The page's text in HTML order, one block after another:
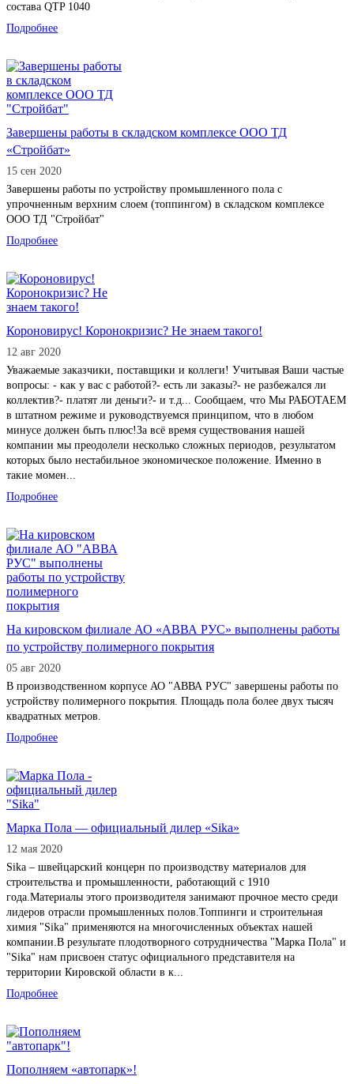
состава QTP 1040
Подробнее
Завершены работы в складском комплексе ООО ТД
«Стройбат»
15 сен 2020
Завершены работы по устройству промышленного пола с
упрочненным верхним слоем (топпингом) в складском комплексе
ООО ТД "Стройбат"
Подробнее
Короновирус! Коронокризис? Не знаем такого!
12 авг 2020
Уважаемые заказчики, поставщики и коллеги! Учитывая Ваши частые
вопросы: - как у вас с работой?- есть ли заказы?- не разбежался ли
коллектив?- платят ли деньги?- и т.д... Сообщаем, что Мы РАБОТАЕМ
в штатном режиме и руководствуемся принципом, что в любом
минусе должен быть плюс!За всё время существования нашей
компании мы преодолели несколько сложных периодов, результатом
которых было нестабильное экономическое положение. Именно в
такие момен...
Подробнее
На кировском филиале АО «АВВА РУС» выполнены работы
по устройству полимерного покрытия
05 авг 2020
В производственном корпусе АО "АВВА РУС" завершены работы по
устройству полимерного покрытия. Площадь пола более двух тысяч
квадратных метров.
Подробнее
Марка Пола — официальный дилер «Sika»
12 мая 2020
Sika – швейцарский концерн по производству материалов для
строительства и промышленности, работающий с 1910
года.Материалы этого производителя занимают прочное место среди
лидеров отрасли промышленных полов.Топпинги и строительная
химия "Sika" применяются на многочисленных объектах нашей
компании.В результате плодотворного сотрудничества "Марка Пола" и
"Sika" нам присвоен статус официального представителя на
территории Кировской области в к...
Подробнее
Пополняем «автопарк»!